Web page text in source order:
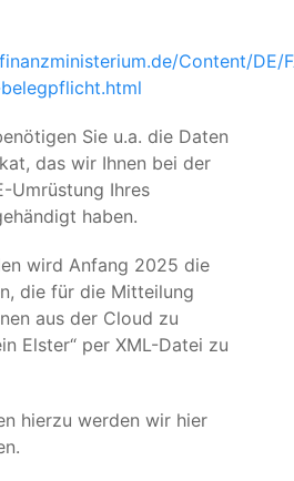
Content/DE/
Sie u.a. die Daten
das wir Ihnen bei der
Umrüstung Ihres
haben.
wird Anfang 2025 die
die für die Mitteilung
aus der Cloud zu
Elster“ per XML-Datei zu
hierzu werden wir hier